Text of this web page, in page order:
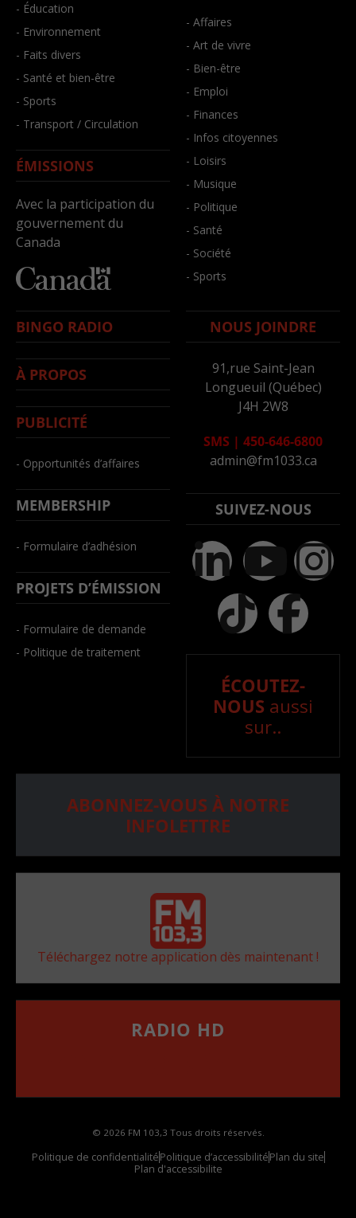
- Éducation
- Environnement
- Faits divers
- Santé et bien-être
- Sports
- Transport / Circulation
ÉMISSIONS
Avec la participation du
gouvernement du
Canada
- Affaires
- Art de vivre
- Bien-être
- Emploi
- Finances
- Infos citoyennes
- Loisirs
- Musique
- Politique
- Santé
- Société
- Sports
BINGO RADIO
À PROPOS
PUBLICITÉ
- Opportunités d’affaires
MEMBERSHIP
- Formulaire d’adhésion
PROJETS D’ÉMISSION
- Formulaire de demande
- Politique de traitement
NOUS JOINDRE
91,rue Saint-Jean
Longueuil (Québec)
J4H 2W8
SMS | 450-646-6800
admin@fm1033.ca
SUIVEZ-NOUS
ÉCOUTEZ-
NOUS aussi
sur..
ABONNEZ-VOUS À NOTRE
INFOLETTRE
Téléchargez notre application dès maintenant !
RADIO HD
© 2026 FM 103,3 Tous droits réservés.
Politique de confidentialitéPolitique d’accessibilitéPlan du site
Plan d'accessibilite